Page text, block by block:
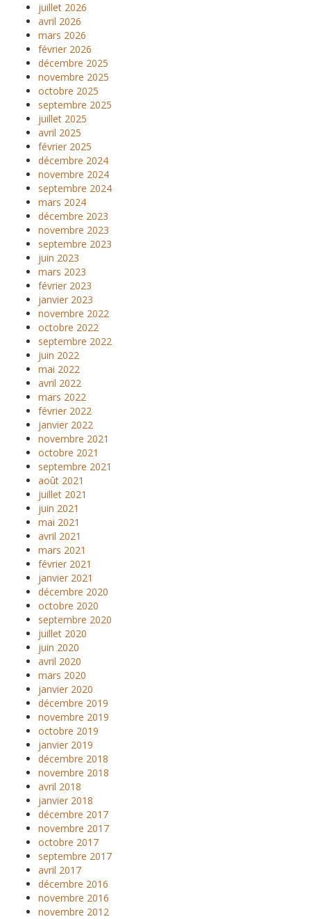
juillet 2026
avril 2026
mars 2026
février 2026
décembre 2025
novembre 2025
octobre 2025
septembre 2025
juillet 2025
avril 2025
février 2025
décembre 2024
novembre 2024
septembre 2024
mars 2024
décembre 2023
novembre 2023
septembre 2023
juin 2023
mars 2023
février 2023
janvier 2023
novembre 2022
octobre 2022
septembre 2022
juin 2022
mai 2022
avril 2022
mars 2022
février 2022
janvier 2022
novembre 2021
octobre 2021
septembre 2021
août 2021
juillet 2021
juin 2021
mai 2021
avril 2021
mars 2021
février 2021
janvier 2021
décembre 2020
octobre 2020
septembre 2020
juillet 2020
juin 2020
avril 2020
mars 2020
janvier 2020
décembre 2019
novembre 2019
octobre 2019
janvier 2019
décembre 2018
novembre 2018
avril 2018
janvier 2018
décembre 2017
novembre 2017
octobre 2017
septembre 2017
avril 2017
décembre 2016
novembre 2016
novembre 2012